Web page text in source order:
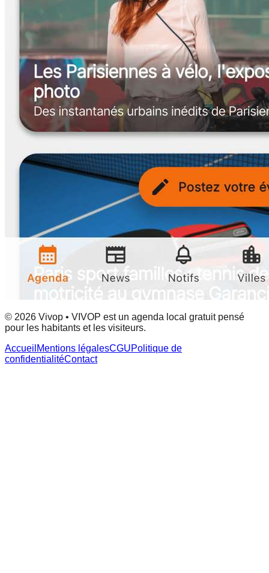
© 2026 Vivop • VIVOP est un agenda local gratuit pensé
pour les habitants et les visiteurs.
Accueil Mentions légalesCGUPolitique de
confidentialitéContact